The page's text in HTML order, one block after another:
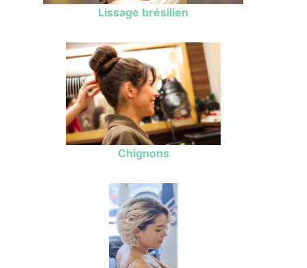
Lissage brésilien
Chignons